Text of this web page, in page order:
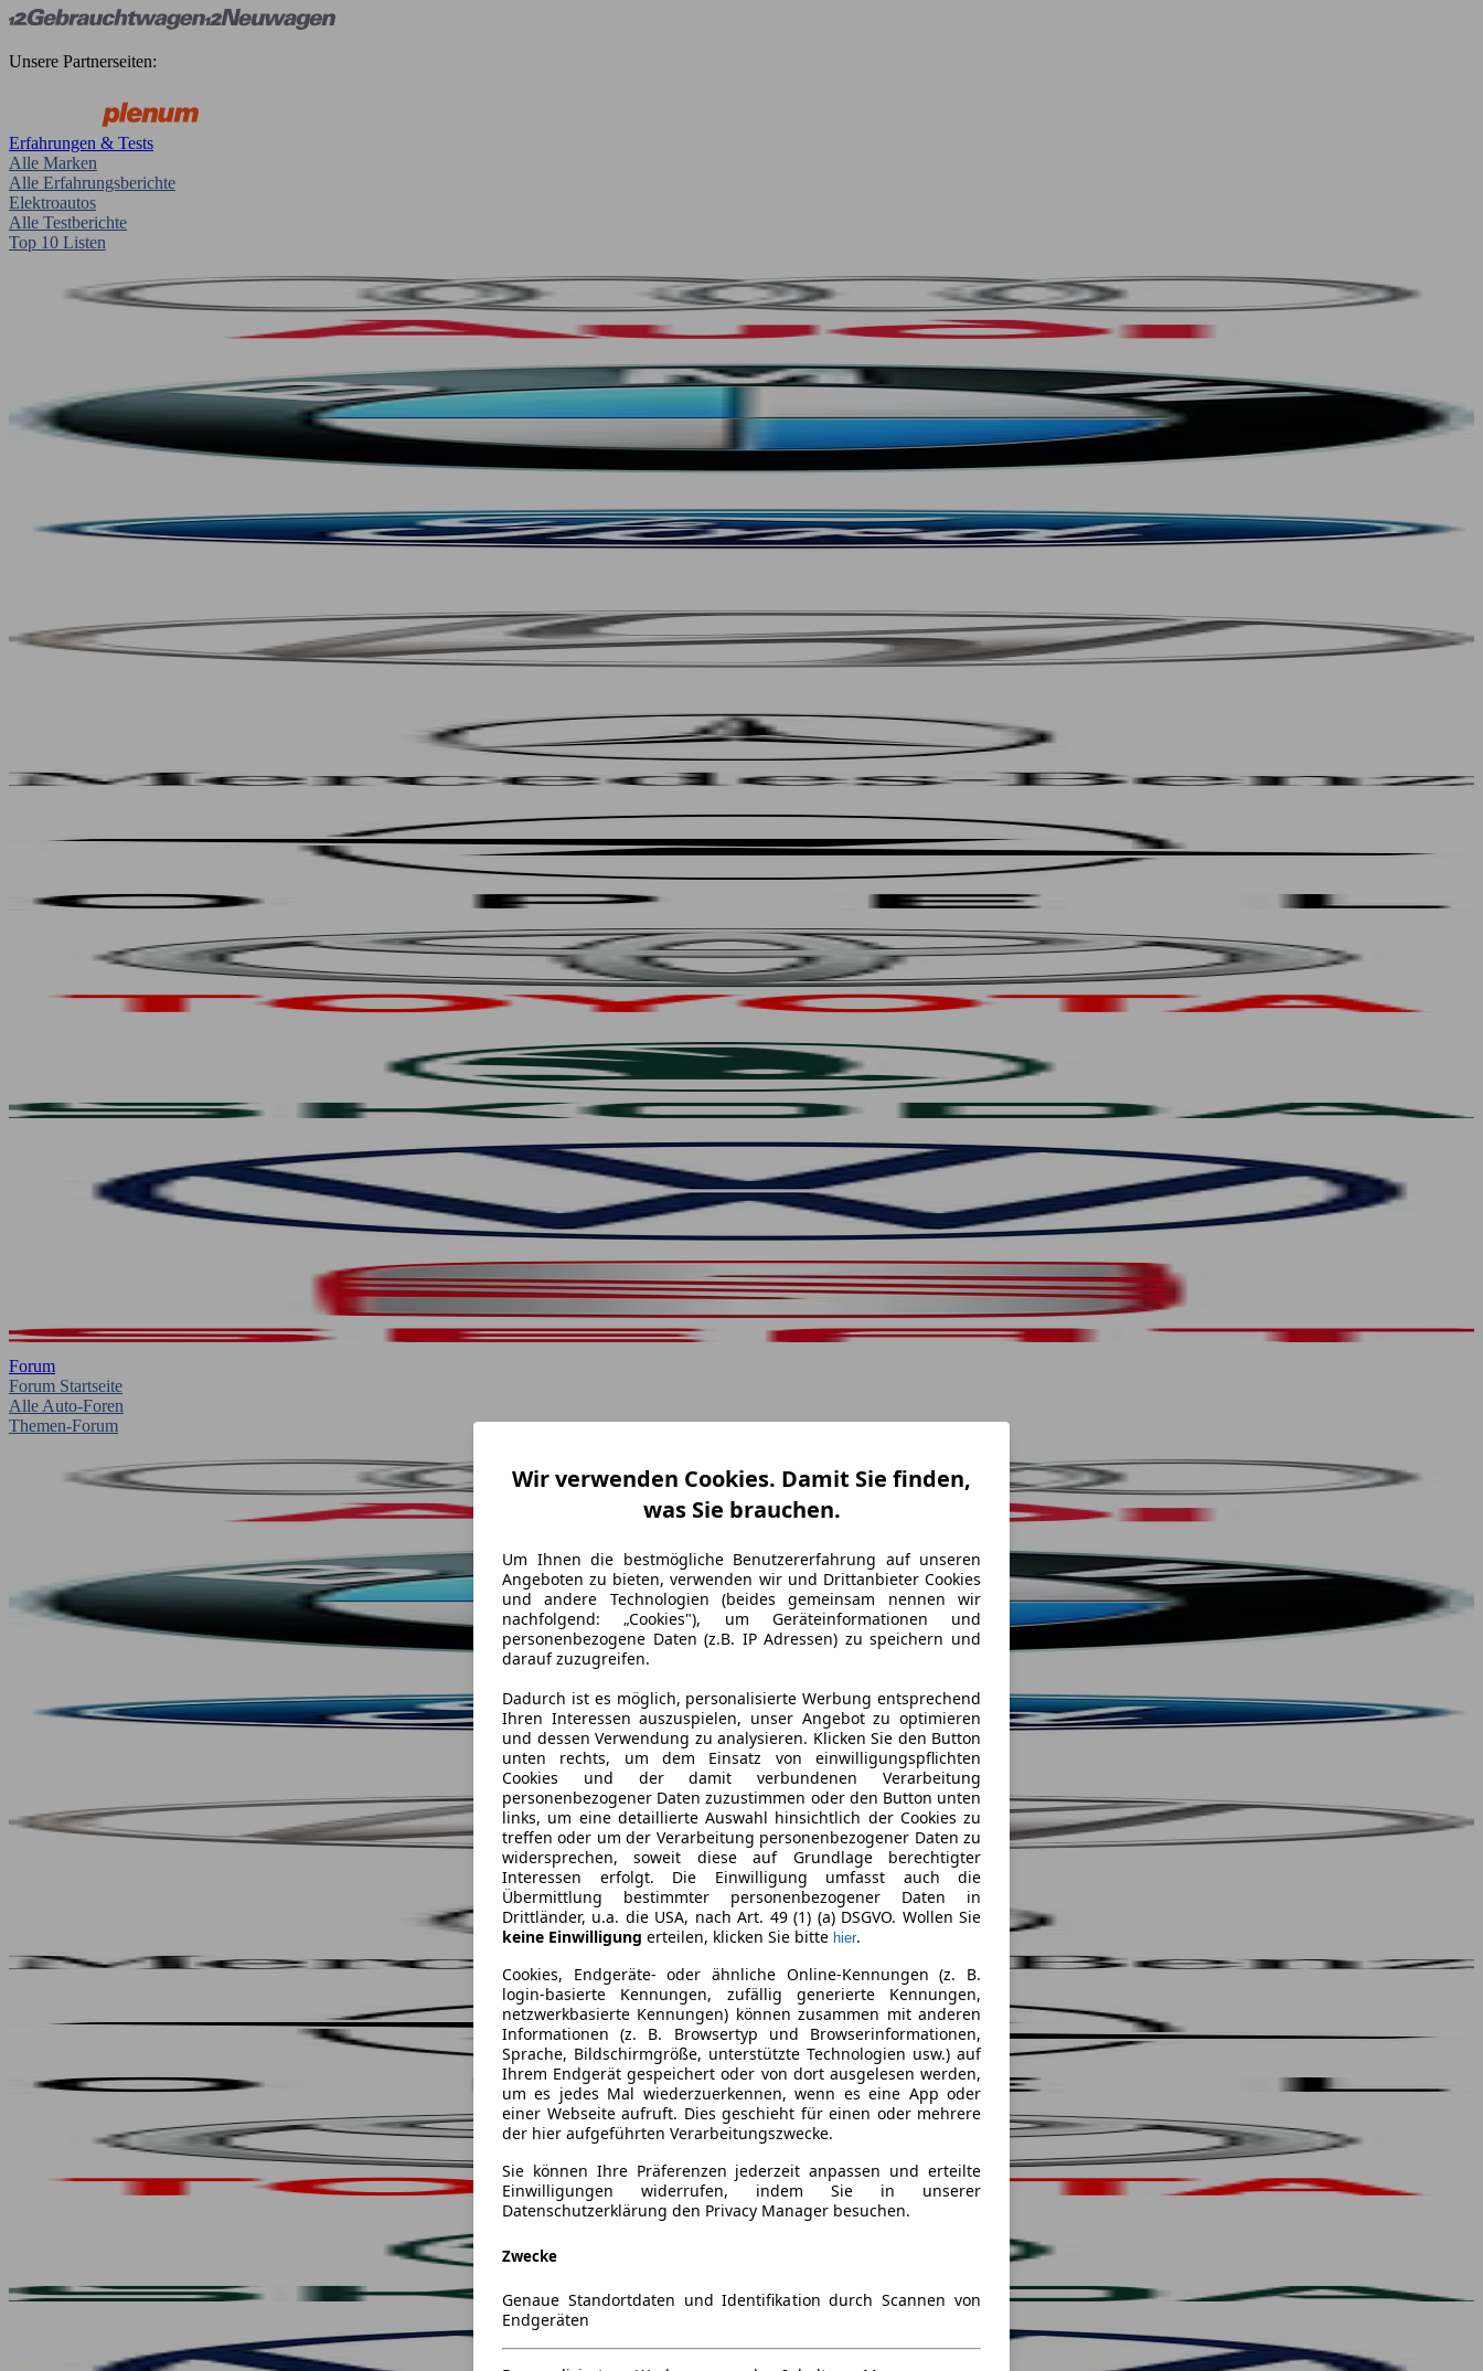
Unsere Partnerseiten:
Erfahrungen & Tests
Alle Marken
Alle Erfahrungsberichte
Elektroautos
Alle Testberichte
Top 10 Listen
Forum
Forum Startseite
Alle Auto-Foren
Themen-Forum
Wir verwenden Cookies. Damit Sie finden,
was Sie brauchen.
Um Ihnen die bestmögliche Benutzererfahrung auf unseren
Angeboten zu bieten, verwenden wir und Drittanbieter Cookies
und andere Technologien (beides gemeinsam nennen wir
nachfolgend: „Cookies"), um Geräteinformationen und
personenbezogene Daten (z.B. IP Adressen) zu speichern und
darauf zuzugreifen.
Dadurch ist es möglich, personalisierte Werbung entsprechend
Ihren Interessen auszuspielen, unser Angebot zu optimieren
und dessen Verwendung zu analysieren. Klicken Sie den Button
unten rechts, um dem Einsatz von einwilligungspflichten
Cookies und der damit verbundenen Verarbeitung
personenbezogener Daten zuzustimmen oder den Button unten
links, um eine detaillierte Auswahl hinsichtlich der Cookies zu
treffen oder um der Verarbeitung personenbezogener Daten zu
widersprechen, soweit diese auf Grundlage berechtigter
Interessen erfolgt. Die Einwilligung umfasst auch die
Übermittlung bestimmter personenbezogener Daten in
Drittländer, u.a. die USA, nach Art. 49 (1) (a) DSGVO. Wollen Sie
keine Einwilligung erteilen, klicken Sie bitte hier.
Cookies, Endgeräte- oder ähnliche Online-Kennungen (z. B.
login-basierte Kennungen, zufällig generierte Kennungen,
netzwerkbasierte Kennungen) können zusammen mit anderen
Informationen (z. B. Browsertyp und Browserinformationen,
Sprache, Bildschirmgröße, unterstützte Technologien usw.) auf
Ihrem Endgerät gespeichert oder von dort ausgelesen werden,
um es jedes Mal wiederzuerkennen, wenn es eine App oder
einer Webseite aufruft. Dies geschieht für einen oder mehrere
der hier aufgeführten Verarbeitungszwecke.
Sie können Ihre Präferenzen jederzeit anpassen und erteilte
Einwilligungen widerrufen, indem Sie in unserer
Datenschutzerklärung den Privacy Manager besuchen.
Zwecke
Genaue Standortdaten und Identifikation durch Scannen von
Endgeräten